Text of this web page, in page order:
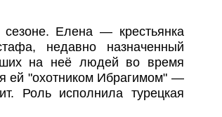
Елена — крестьянка
недавно назначенный
на неё людей во время
ей "охотником Ибрагимом" —
Роль исполнила турецкая